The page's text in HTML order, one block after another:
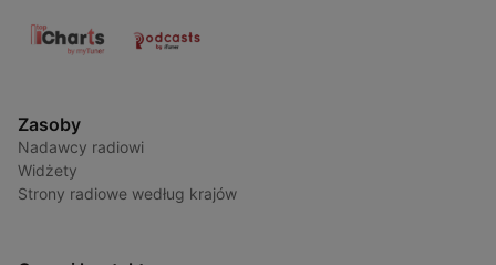
Zasoby
Nadawcy radiowi
Widżety
Strony radiowe według krajów